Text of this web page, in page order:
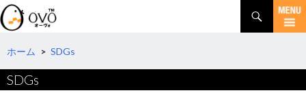
検
索
コ
テ
ツ
ホーム > SDGs
SDGs